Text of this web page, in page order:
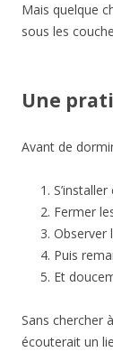
Mais quelque
sous les
Une
Avant de
Fermer
Observer
Puis
Et
Sans chercher
écouterait un